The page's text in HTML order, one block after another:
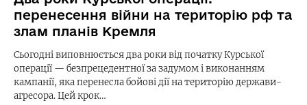
перенесення війни на територію рф та
злам планів Кремля
Сьогодні виповнюється два роки від початку Курської
операції — безпрецедентної за задумом і виконанням
кампанії, яка перенесла бойові дії на територію держави-
агресора. Цей крок…